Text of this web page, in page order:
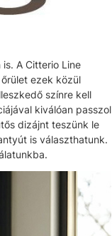
A Citterio Line
ezek közül
színre kell
kiválóan passzol
dizájnt teszünk le
is választhatunk.